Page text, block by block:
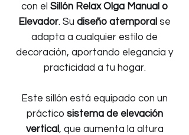
con el Sillón Relax Olga Manual o
Elevador. Su diseño atemporal se
adapta a cualquier estilo de
decoración, aportando elegancia y
practicidad a tu hogar.
Este sillón está equipado con un
práctico sistema de elevación
vertical, que aumenta la altura